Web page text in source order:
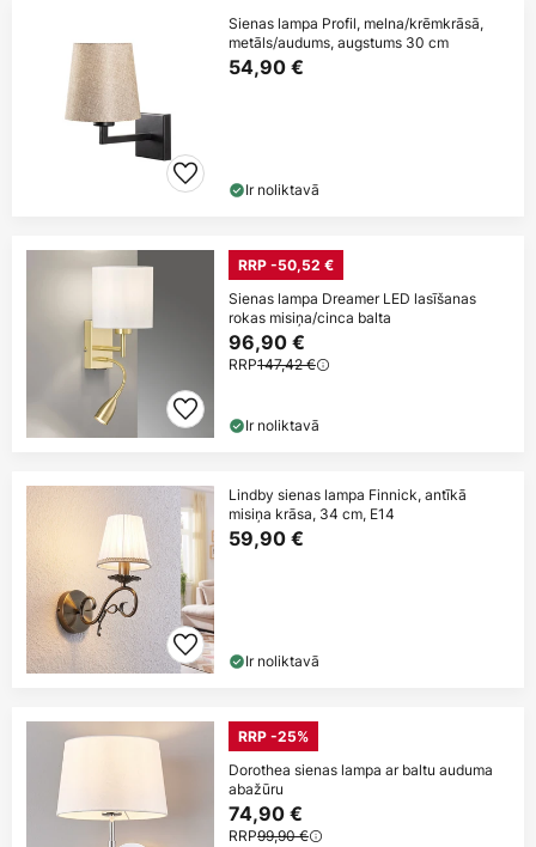
Sienas lampa Profil, melna/krēmkrāsā,
metāls/audums, augstums 30 cm
54,90 €
Ir noliktavā
RRP -50,52 €
Sienas lampa Dreamer LED lasīšanas
rokas misiņa/cinca balta
96,90 €
RRP147,42 €
Ir noliktavā
Lindby sienas lampa Finnick, antīkā
misiņa krāsa, 34 cm, E14
59,90 €
Ir noliktavā
RRP -25%
Dorothea sienas lampa ar baltu auduma
abažūru
74,90 €
RRP99,90 €